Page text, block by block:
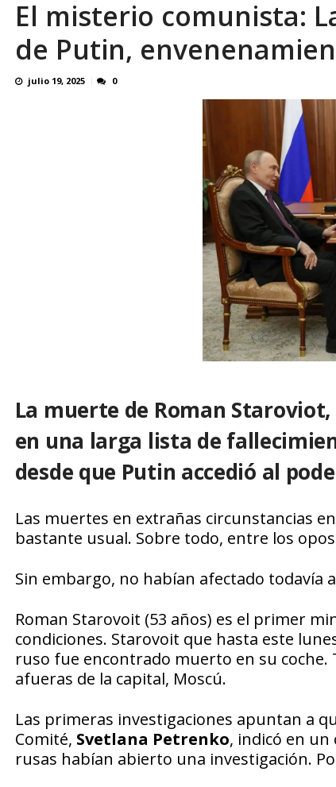
El último que apague la luz: 17 años
El misterio comunista:
de Putin,
julio 19, 2025 0
La muerte de Roman
en una larga lista de
desde que Putin accedió al
Las muertes en extrañas circunstancias
bastante usual. Sobre todo, entre los
Sin embargo, no habían afectado todavía
Roman Starovoit (53 años) es el primer
condiciones. Starovoit que hasta este
ruso fue encontrado muerto en su coche.
afueras de la capital, Moscú.
Las primeras investigaciones apuntan a
Comité, Svetlana Petrenko, indicó en
rusas habían abierto una investigación.